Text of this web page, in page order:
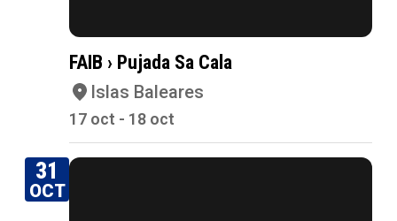
FAIB › Pujada Sa Cala
Islas Baleares
17 oct - 18 oct
31
OCT